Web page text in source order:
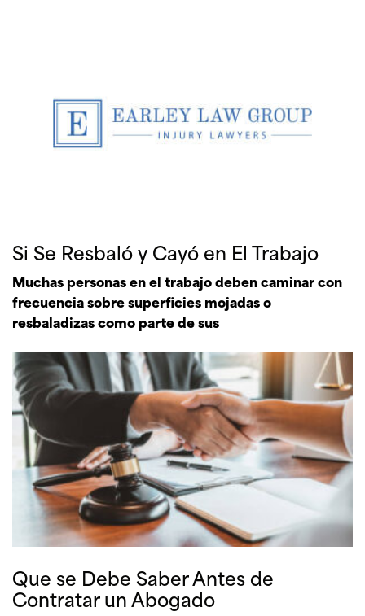
Si Se Resbaló y Cayó en El Trabajo
Muchas personas en el trabajo deben caminar con
frecuencia sobre superficies mojadas o
resbaladizas como parte de sus
Que se Debe Saber Antes de
Contratar un Abogado